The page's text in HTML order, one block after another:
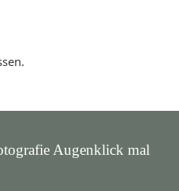
Augenklick mal